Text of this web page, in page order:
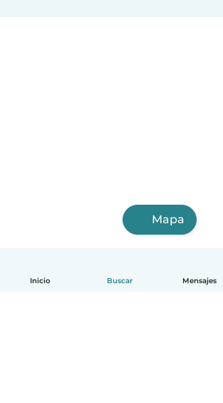
Inicio Buscar Mensajes
Mapa